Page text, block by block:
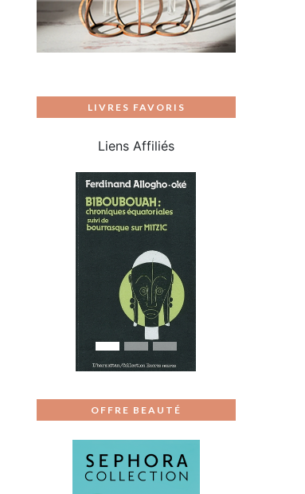
LIVRES FAVORIS
Liens Affiliés
Previous
OFFRE BEAUTÉ